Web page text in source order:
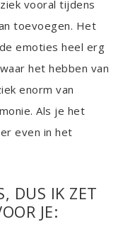
vooral tijdens
toevoegen. Het
emoties heel erg
het hebben van
enorm van
Als je het
even in het
DUS IK ZET
JE: